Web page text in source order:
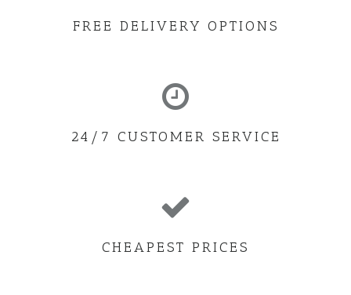
FREE DELIVERY OPTIONS
24/7 CUSTOMER SERVICE
CHEAPEST PRICES